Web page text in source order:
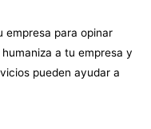
empresa para opinar
a tu empresa y
pueden ayudar a